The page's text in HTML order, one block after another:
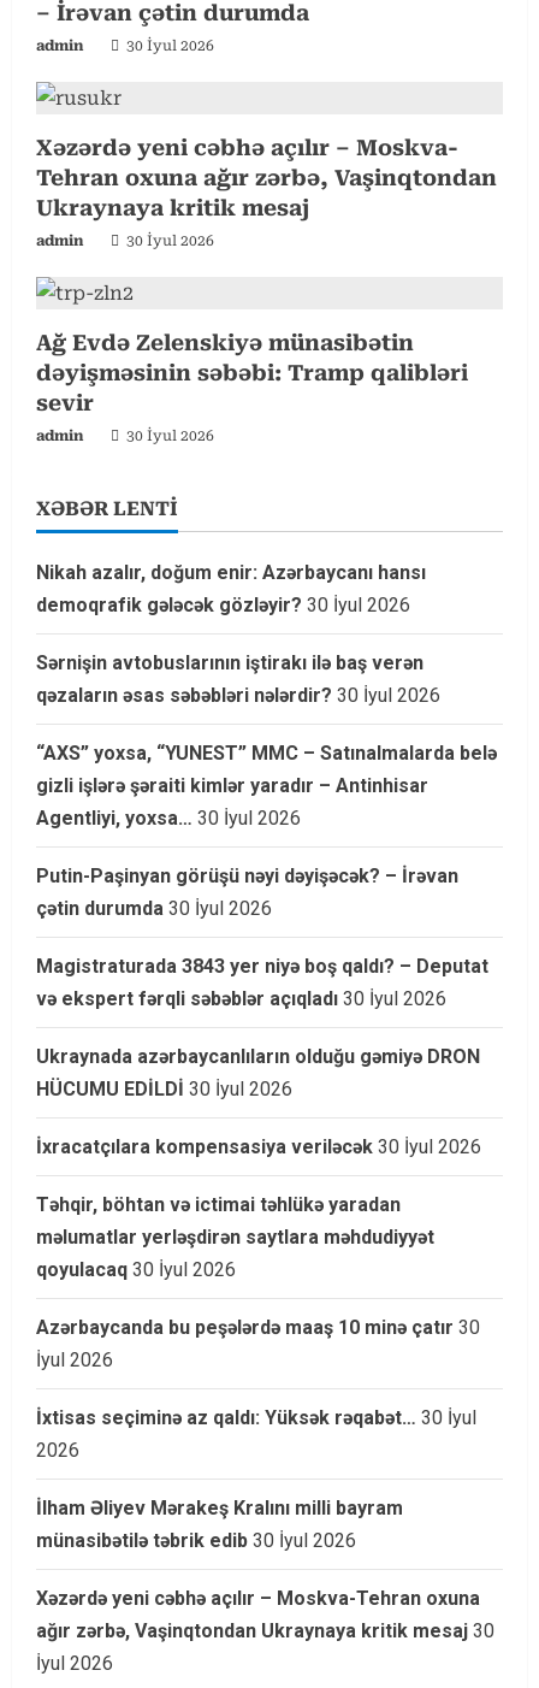
a
d
i
n
g
– İrəvan çətin durumda
admin 30 İyul 2026
Xəzərdə yeni cəbhə açılır – Moskva-
Tehran oxuna ağır zərbə, Vaşinqtondan
Ukraynaya kritik mesaj
admin 30 İyul 2026
Ağ Evdə Zelenskiyə münasibətin
dəyişməsinin səbəbi: Tramp qalibləri
sevir
admin 30 İyul 2026
XƏBƏR LENTİ
Nikah azalır, doğum enir: Azərbaycanı hansı
demoqrafik gələcək gözləyir? 30 İyul 2026
Sərnişin avtobuslarının iştirakı ilə baş verən
qəzaların əsas səbəbləri nələrdir? 30 İyul 2026
“AXS” yoxsa, “YUNEST” MMC – Satınalmalarda belə
gizli işlərə şəraiti kimlər yaradır – Antinhisar
Agentliyi, yoxsa… 30 İyul 2026
Putin-Paşinyan görüşü nəyi dəyişəcək? – İrəvan
çətin durumda 30 İyul 2026
Magistraturada 3843 yer niyə boş qaldı? – Deputat
və ekspert fərqli səbəblər açıqladı 30 İyul 2026
Ukraynada azərbaycanlıların olduğu gəmiyə DRON
HÜCUMU EDİLDİ 30 İyul 2026
İxracatçılara kompensasiya veriləcək 30 İyul 2026
Təhqir, böhtan və ictimai təhlükə yaradan
məlumatlar yerləşdirən saytlara məhdudiyyət
qoyulacaq 30 İyul 2026
Azərbaycanda bu peşələrdə maaş 10 minə çatır 30
İyul 2026
İxtisas seçiminə az qaldı: Yüksək rəqabət… 30 İyul
2026
İlham Əliyev Mərakeş Kralını milli bayram
münasibətilə təbrik edib 30 İyul 2026
Xəzərdə yeni cəbhə açılır – Moskva-Tehran oxuna
ağır zərbə, Vaşinqtondan Ukraynaya kritik mesaj 30
İyul 2026